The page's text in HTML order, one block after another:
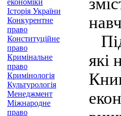
економіки
Історія України
Конкурентне
право
Конституційне
право
Кримінальне
право
Кримінологія
Культурологія
Менеджмент
Міжнародне
право
які